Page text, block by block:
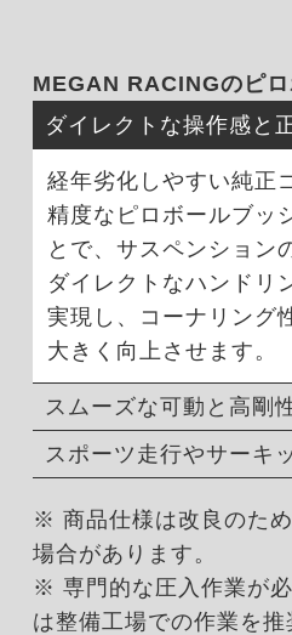
MEGAN RACINGのピ
ダイレクトな操作感と
経年劣化しやすい純正
精度なピロボールブッ
とで、サスペンション
ダイレクトなハンドリ
実現し、コーナリング
大きく向上させます。
スムーズな可動と高剛
スポーツ走行やサーキ
※ 商品仕様は改良のた
場合があります。
※ 専門的な圧入作業が
は整備工場での作業を推